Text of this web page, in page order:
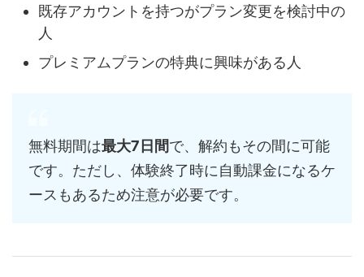
既存アカウントを持つがプラン変更を検討中の
人
プレミアムプランの特典に興味がある人
無料期間は最大7日間で、解約もその間に可能
です。ただし、体験終了時に自動課金になるケ
ースもあるため注意が必要です。